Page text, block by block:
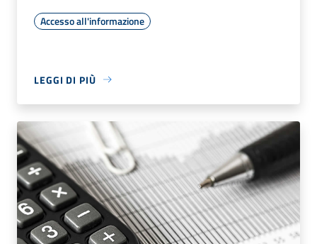
Accesso all'informazione
LEGGI DI PIÙ